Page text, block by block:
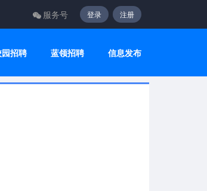
服务号 登录 注册
园招聘 蓝领招聘 信息发布